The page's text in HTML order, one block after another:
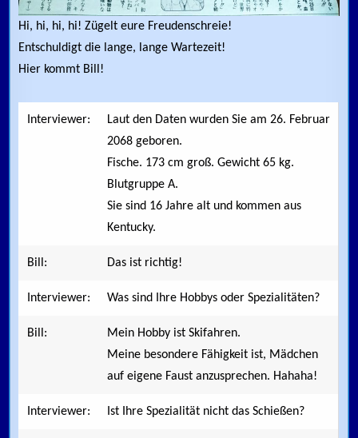
Hi, hi, hi, hi! Zügelt eure Freudenschreie!
Entschuldigt die lange, lange Wartezeit!
Hier kommt Bill!
Interviewer:
Laut den Daten wurden Sie am 26. Februar
2068 geboren.
Fische. 173 cm groß. Gewicht 65 kg.
Blutgruppe A.
Sie sind 16 Jahre alt und kommen aus
Kentucky.
Bill: Das ist richtig!
Interviewer: Was sind Ihre Hobbys oder Spezialitäten?
Bill:
Mein Hobby ist Skifahren.
Meine besondere Fähigkeit ist, Mädchen
auf eigene Faust anzusprechen. Hahaha!
Interviewer: Ist Ihre Spezialität nicht das Schießen?